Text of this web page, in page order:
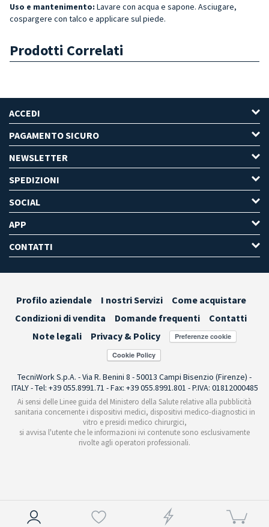
Uso e mantenimento: Lavare con acqua e sapone. Asciugare,
cospargere con talco e applicare sul piede.
Prodotti Correlati
ACCEDI
PAGAMENTO SICURO
NEWSLETTER
SPEDIZIONI
SOCIAL
APP
CONTATTI
Profilo aziendale I nostri Servizi
Come acquistare
Condizioni di vendita
Domande frequenti
Contatti
Note legali
Privacy & Policy Preferenze cookie
TecniWork S.p.A. - Via R. Benini 8 - 50013 Campi Bisenzio (Firenze) -
ITALY - Tel: +39 055.8991.71 - Fax: +39 055.8991.801 - P.IVA: 01812000485
Ai sensi delle Linee guida del Ministero della Salute relative alla pubblicità
sanitaria concernente i dispositivi medici, dispositivi medico-diagnostici in
vitro e presidi medico chirurgici,
si avvisa l'utente che le informazioni ivi contenute sono esclusivamente
rivolte agli operatori professionali.